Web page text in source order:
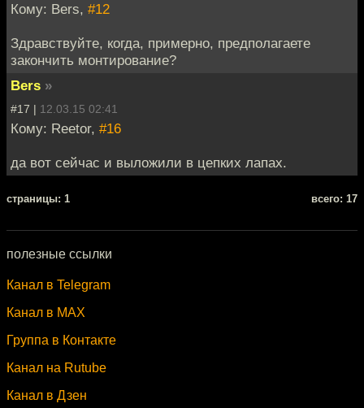
Кому: Bers, #12
Здравствуйте, когда, примерно, предполагаете
закончить монтирование?
Bers »
#17 | 12.03.15 02:41
Кому: Reetor, #16
да вот сейчас и выложили в цепких лапах.
cтраницы: 1 всего: 17
полезные ссылки
Канал в Telegram
Канал в MAX
Группа в Контакте
Канал на Rutube
Канал в Дзен